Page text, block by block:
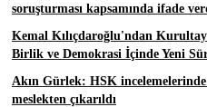
soruşturması kapsamında ifade
Kemal Kılıçdaroğlu'ndan
Birlik ve Demokrasi İçinde Yeni
Akın Gürlek: HSK incelemelerinde
meslekten çıkarıldı